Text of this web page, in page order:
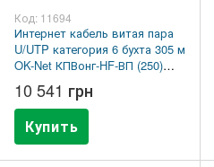
Код: 11694
Интернет кабель витая пара
U/UTP категория 6 бухта 305 м
OK-Net КПВонг-HF-ВП (250)
49218
10 541 грн
Купить